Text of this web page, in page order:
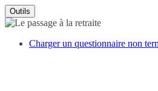
Outils
Charger un questionnaire non